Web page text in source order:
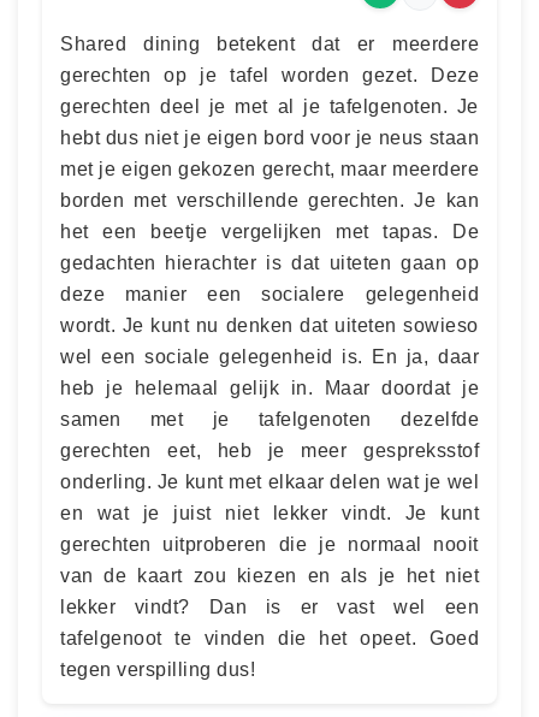
Shared dining betekent dat er meerdere
gerechten op je tafel worden gezet. Deze
gerechten deel je met al je tafelgenoten. Je
hebt dus niet je eigen bord voor je neus staan
met je eigen gekozen gerecht, maar meerdere
borden met verschillende gerechten. Je kan
het een beetje vergelijken met tapas. De
gedachten hierachter is dat uiteten gaan op
deze manier een socialere gelegenheid
wordt. Je kunt nu denken dat uiteten sowieso
wel een sociale gelegenheid is. En ja, daar
heb je helemaal gelijk in. Maar doordat je
samen met je tafelgenoten dezelfde
gerechten eet, heb je meer gespreksstof
onderling. Je kunt met elkaar delen wat je wel
en wat je juist niet lekker vindt. Je kunt
gerechten uitproberen die je normaal nooit
van de kaart zou kiezen en als je het niet
lekker vindt? Dan is er vast wel een
tafelgenoot te vinden die het opeet. Goed
tegen verspilling dus!